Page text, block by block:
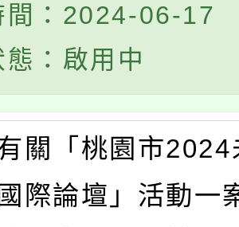
間：2024-06-17
態：啟用中
關「桃園市2024
國際論壇」活動一